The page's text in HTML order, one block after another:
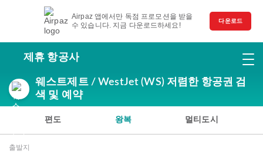
Airpaz 앱에서만 독점 프로모션을 받을
수 있습니다. 지금 다운로드하세요!
다운로드
제휴 항공사
웨스트제트 / WestJet (WS) 저렴한 항공권 검
색 및 예약
편도 왕복 멀티도시
출발지